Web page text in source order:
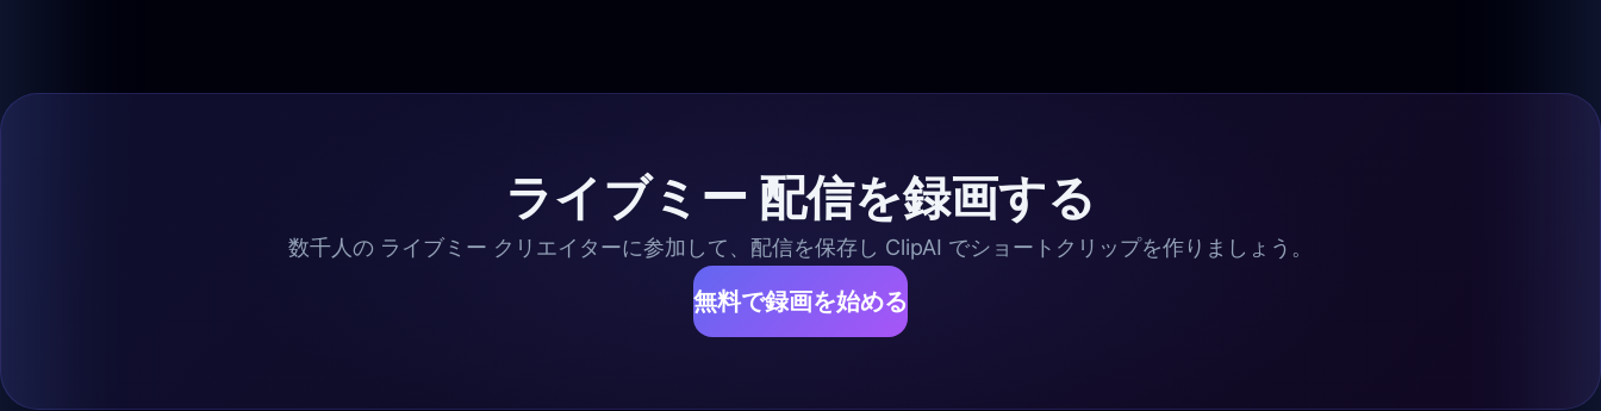
ライブミー 配信を録画する
数千人の ライブミー クリエイターに参加して、配信を保存し ClipAI でショートクリップを作りましょう。
無料で録画を始める